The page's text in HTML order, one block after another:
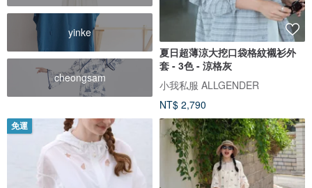
yinke
cheongsam
夏日超薄涼大挖口袋格紋襯衫外
套 - 3色 - 涼格灰
小我私服 ALLGENDER
NT$ 2,790
免運